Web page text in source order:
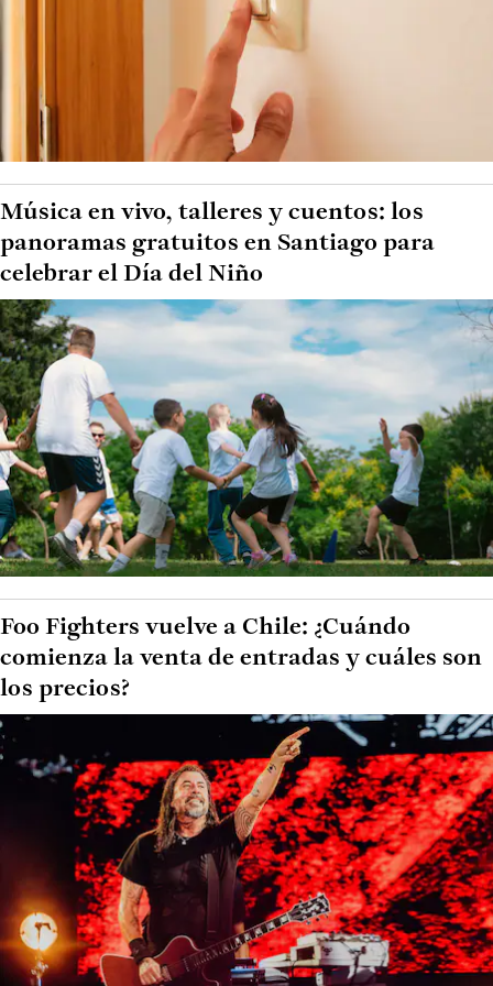
Música en vivo, talleres y cuentos: los
panoramas gratuitos en Santiago para
celebrar el Día del Niño
Foo Fighters vuelve a Chile: ¿Cuándo
comienza la venta de entradas y cuáles son
los precios?